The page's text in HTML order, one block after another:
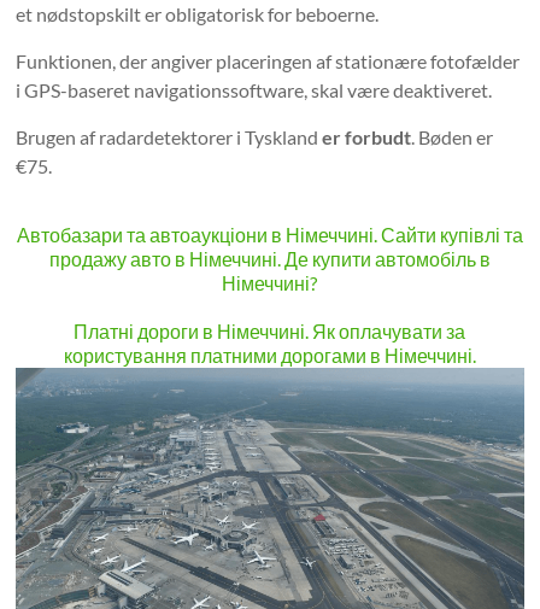
et nødstopskilt er obligatorisk for beboerne.
Funktionen, der angiver placeringen af ​​stationære fotofælder
i GPS-baseret navigationssoftware, skal være deaktiveret.
Brugen af ​​radardetektorer i Tysklander forbudt . Bøden er
€75.
Автобазари та автоаукціони в Німеччині. Сайти купівлі та
продажу авто в Німеччині. Де купити автомобіль в
Німеччині?
Платні дороги в Німеччині. Як оплачувати за
користування платними дорогами в Німеччині.